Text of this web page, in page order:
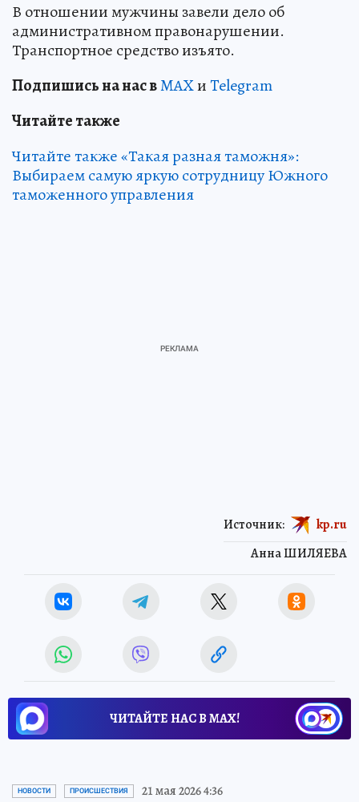
В отношении мужчины завели дело об
административном правонарушении.
Транспортное средство изъято.
Подпишись на нас вMAXиTelegram
Читайте также
Читайте также «Такая разная таможня»:
Выбираем самую яркую сотрудницу Южного
таможенного управления
Анна ШИЛЯЕВА
Источник: kp.ru
ЧИТАЙТЕ НАС В МАХ!
НОВОСТИ ПРОИСШЕСТВИЯ 21 мая 2026 4:36